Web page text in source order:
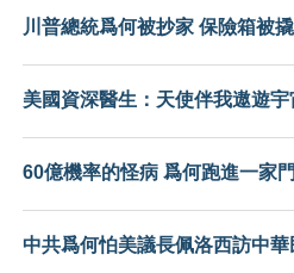
川普總統爲何被抄家 保險箱被
美國資深醫生：天使伴我遨遊宇
60億機率的怪病 爲何跑進一家門
中共爲何怕美議長佩洛西訪中華